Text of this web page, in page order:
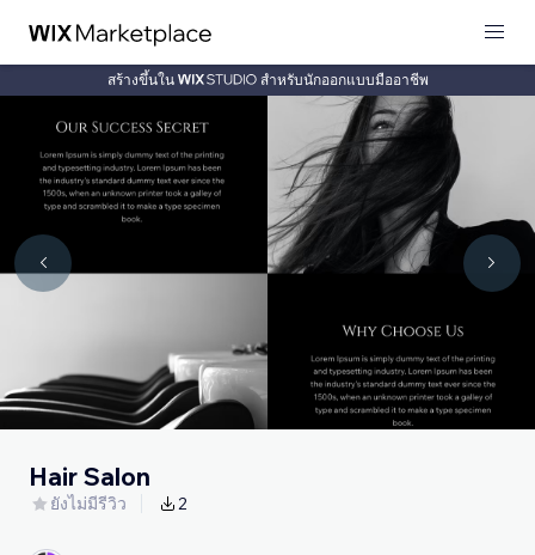
สร้างขึ้นใน สำหรับนักออกแบบมืออาชีพ
Hair Salon
ยังไม่มีรีวิว 2